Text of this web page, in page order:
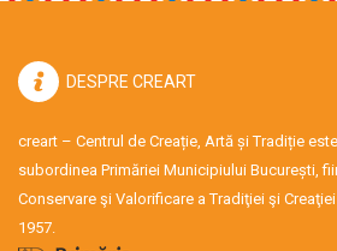
DESPRE CREART
creart – Centrul de Creație, Artă și Tradiție
subordinea Primăriei Municipiului București,
Conservare şi Valorificare a Tradiţiei şi
1957.